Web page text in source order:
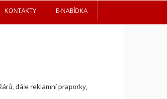
KONTAKTY E-NABÍDKA
dále reklamní praporky,